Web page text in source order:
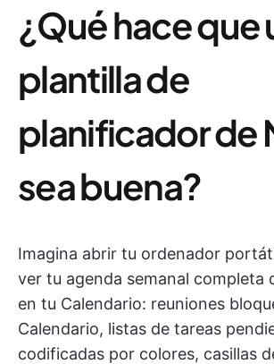
¿Qué hace que
plantilla de
planificador de
sea buena?
Imagina abrir tu ordenador
ver tu agenda semanal completa
en tu Calendario: reuniones
Calendario, listas de tareas
codificadas por colores, casillas